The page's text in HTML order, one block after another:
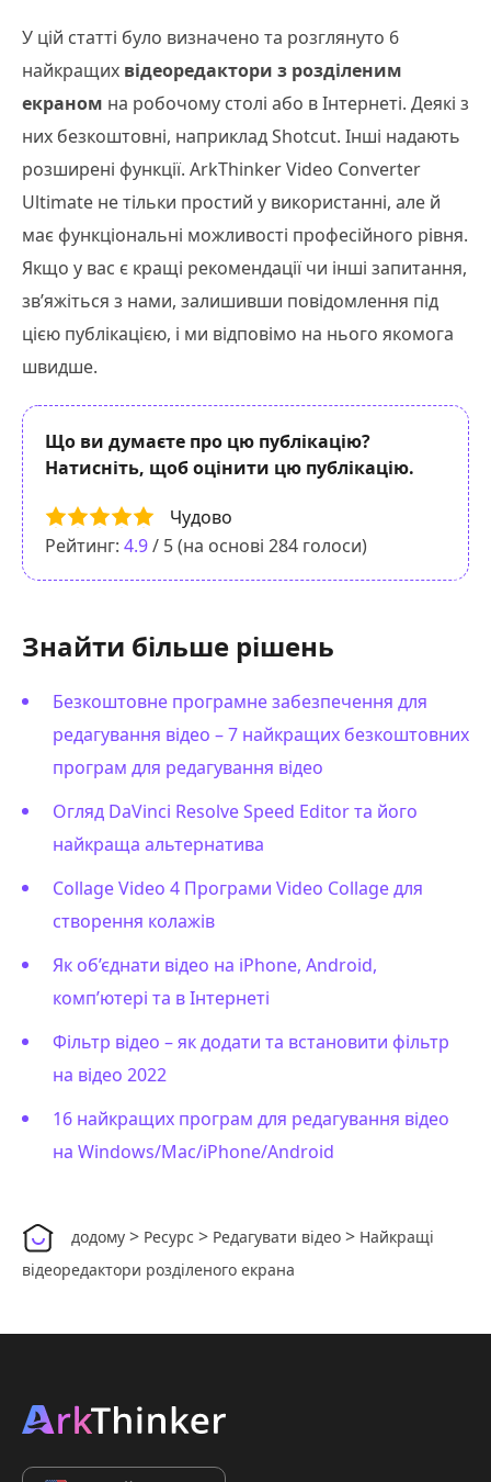
У цій статті було визначено та розглянуто 6
найкращих відеоредактори з розділеним
екраном на робочому столі або в Інтернеті. Деякі з
них безкоштовні, наприклад Shotcut. Інші надають
розширені функції. ArkThinker Video Converter
Ultimate не тільки простий у використанні, але й
має функціональні можливості професійного рівня.
Якщо у вас є кращі рекомендації чи інші запитання,
зв’яжіться з нами, залишивши повідомлення під
цією публікацією, і ми відповімо на нього якомога
швидше.
Що ви думаєте про цю публікацію?
Натисніть, щоб оцінити цю публікацію.
Чудово
Рейтинг: 4.9/ 5 (на основі 284 голоси)
Знайти більше рішень
Безкоштовне програмне забезпечення для
редагування відео – 7 найкращих безкоштовних
програм для редагування відео
Огляд DaVinci Resolve Speed Editor та його
найкраща альтернатива
Collage Video 4 Програми Video Collage для
створення колажів
Як об’єднати відео на iPhone, Android,
комп’ютері та в Інтернеті
Фільтр відео – як додати та встановити фільтр
на відео 2022
16 найкращих програм для редагування відео
на Windows/Mac/iPhone/Android
додому > Ресурс > Редагувати відео > Найкращі
відеоредактори розділеного екрана